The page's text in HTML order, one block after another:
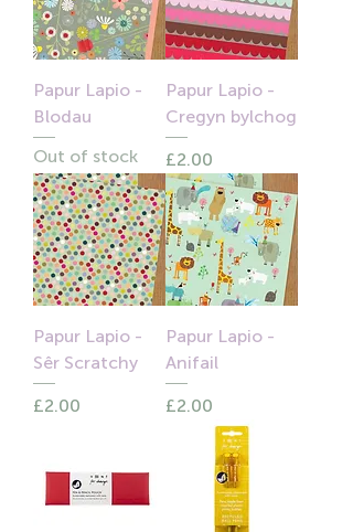
Papur Lapio -
Blodau
Out of stock
Papur Lapio -
Cregyn bylchog
Price
£2.00
Papur Lapio -
Sêr Scratchy
Price
£2.00
Papur Lapio -
Anifail
Price
£2.00